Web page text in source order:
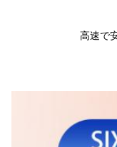
高速で